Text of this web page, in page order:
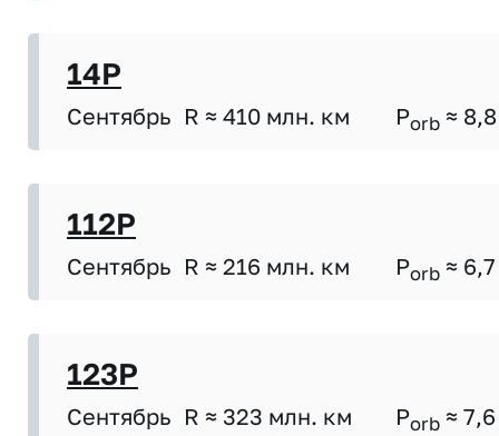
14P
Сентябрь R ≈ 410 млн. км Porb ≈ 8,8
112P
Сентябрь R ≈ 216 млн. км Porb ≈ 6,7
123P
Сентябрь R ≈ 323 млн. км Porb ≈ 7,6